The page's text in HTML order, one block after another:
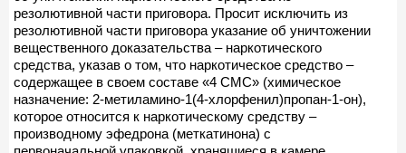
резолютивной части приговора. Просит исключить из
резолютивной части приговора указание об уничтожении
вещественного доказательства – наркотического
средства, указав о том, что наркотическое средство –
содержащее в своем составе «4 СМС» (химическое
назначение: 2-метиламино-1(4-хлорфенил)пропан-1-он),
которое относится к наркотическому средству –
производному эфедрона (меткатинона) с